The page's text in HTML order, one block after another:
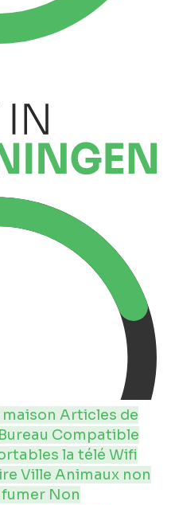
maisonArticles de
Bureau Compatible
la téléWifi
VilleAnimaux non
Non